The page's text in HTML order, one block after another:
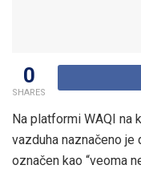
0
SHARES
Na platformi WAQI na
vazduha naznačeno je
označen kao “veoma